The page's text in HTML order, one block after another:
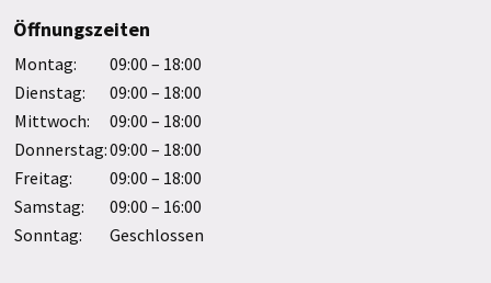
Öffnungszeiten
Montag:
09:00 – 18:00
Dienstag:
09:00 – 18:00
Mittwoch:
09:00 – 18:00
Donnerstag:09:00 – 18:00
Freitag:
09:00 – 18:00
Samstag:
09:00 – 16:00
Sonntag:
Geschlossen